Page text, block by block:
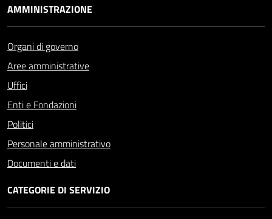
AMMINISTRAZIONE
Organi di governo
Aree amministrative
Uffici
Enti e Fondazioni
Politici
Personale amministrativo
Documenti e dati
CATEGORIE DI SERVIZIO